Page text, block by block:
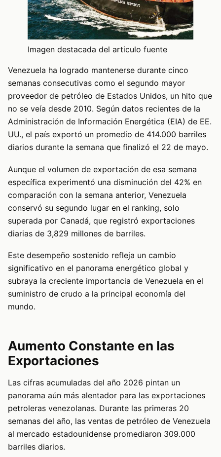
Imagen destacada del articulo fuente
Venezuela ha logrado mantenerse durante cinco
semanas consecutivas como el segundo mayor
proveedor de petróleo de Estados Unidos, un hito que
no se veía desde 2010. Según datos recientes de la
Administración de Información Energética (EIA) de EE.
UU., el país exportó un promedio de 414.000 barriles
diarios durante la semana que finalizó el 22 de mayo.
Aunque el volumen de exportación de esa semana
específica experimentó una disminución del 42% en
comparación con la semana anterior, Venezuela
conservó su segundo lugar en el ranking, solo
superada por Canadá, que registró exportaciones
diarias de 3,829 millones de barriles.
Este desempeño sostenido refleja un cambio
significativo en el panorama energético global y
subraya la creciente importancia de Venezuela en el
suministro de crudo a la principal economía del
mundo.
Aumento Constante en las
Exportaciones
Las cifras acumuladas del año 2026 pintan un
panorama aún más alentador para las exportaciones
petroleras venezolanas. Durante las primeras 20
semanas del año, las ventas de petróleo de Venezuela
al mercado estadounidense promediaron 309.000
barriles diarios.